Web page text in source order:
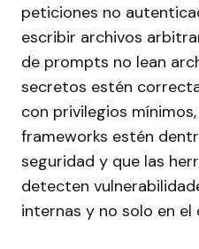
peticiones no
escribir archivos
de prompts no lean
secretos estén
con privilegios
frameworks estén
seguridad y que las
detecten
internas y no solo en